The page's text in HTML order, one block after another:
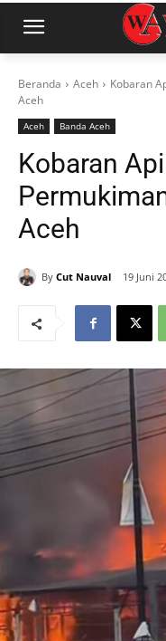
Beranda Aceh
Kobaran
Aceh
Aceh Banda Aceh
Kobaran
Aceh
By Cut Nauval 19 Juni